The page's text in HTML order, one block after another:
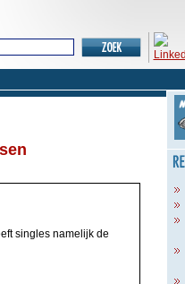
singles namelijk de